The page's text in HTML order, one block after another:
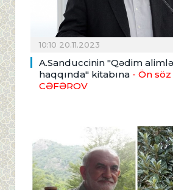
10:10 20.11.2023
A.Sanduccinin "Qədim
haqqında" kitabına - Ön söz
CƏFƏROV